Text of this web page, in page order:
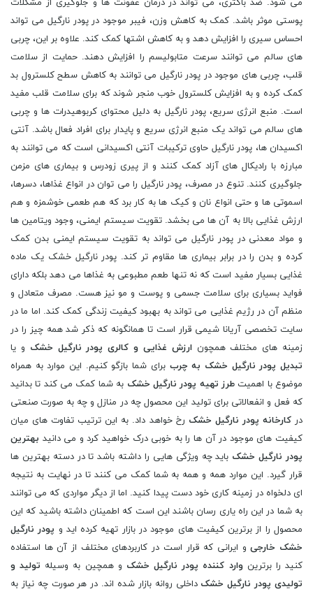
می شود. ضد باکتری، می تواند در درمان عفونت ها و جلوگیری از مشکلات
پوستی موثر باشد. کمک به کاهش وزن، فیبر موجود در پودر نارگیل می تواند
احساس سیری را افزایش دهد و به کاهش اشتها کمک کند. علاوه بر این، چربی
های سالم می توانند سرعت متابولیسم را افزایش دهند. حمایت از سلامت
قلب، چربی های موجود در پودر نارگیل می توانند به کاهش سطح کلسترول بد
کمک کرده و به افزایش کلسترول خوب منجر شوند که برای سلامت قلب مفید
است. منبع انرژی سریع، پودر نارگیل به دلیل محتوای کربوهیدرات ها و چربی
های سالم می تواند یک منبع انرژی سریع و پایدار برای افراد فعال باشد. آنتی
اکسیدان ها، پودر نارگیل حاوی ترکیبات آنتی اکسیدانی است که می توانند به
مبارزه با رادیکال های آزاد کمک کنند و از پیری زودرس و بیماری های مزمن
جلوگیری کنند. تنوع در مصرف، پودر نارگیل را می توان در انواع غذاها، دسرها،
اسموتی ها و حتی انواع نان و کیک ها به کار برد که هم طعمی خوشمزه و هم
ارزش غذایی بالا به آن ها می بخشد. تقویت سیستم ایمنی، وجود ویتامین ها
و مواد معدنی در پودر نارگیل می تواند به تقویت سیستم ایمنی بدن کمک
کرده و بدن را در برابر بیماری ها مقاوم تر کند. پودر نارگیل خشک یک ماده
غذایی بسیار مفید است که نه تنها طعم مطبوعی به غذاها می دهد بلکه دارای
فواید بسیاری برای سلامت جسمی و پوست و مو نیز هست. مصرف متعادل و
منظم آن در رژیم غذایی می تواند به بهبود کیفیت زندگی کمک کند. اما ما در
سایت تخصصی آریانا شیمی قرار است تا همانگونه که ذکر شد همه چیز را در
زمینه های مختلف همچونارزش غذایی و کالری پودر نارگیل خشک و یا
تبدیل پودر نارگیل خشک به چرب برای شما بازگو کنیم. این موارد به همراه
موضوع با اهمیتطرز تهیه پودر نارگیل خشک به شما کمک می کند تا بدانید
که فعل و انفعالاتی برای تولید این محصول چه در منازل و چه به صورت صنعتی
درکارخانه پودر نارگیل خشک رخ خواهد داد. به این ترتیب تفاوت های میان
کیفیت های موجود در آن ها را به خوبی درک خواهید کرد و می دانید بهترین
پودر نارگیل خشک باید چه ویژگی هایی را داشته باشد تا در دسته بهترین ها
قرار گیرد. این موارد همه و همه به شما کمک می کنند تا در نهایت به نتیجه
ای دلخواه در زمینه کاری خود دست پیدا کنید. اما از دیگر مواردی که می توانند
به شما در این راه یاری رسان باشند این است که اطمینان داشته باشید که این
محصول را از برترین کیفیت های موجود در بازار تهیه کرده اید و پودر نارگیل
خشک خارجیو ایرانی که قرار است در کاربردهای مختلف از آن ها استفاده
کنید را برترین وارد کننده پودر نارگیل خشک و همچین به وسیله تولید و
تولیدی پودر نارگیل خشک داخلی روانه بازار شده اند. در هر صورت چه نیاز به